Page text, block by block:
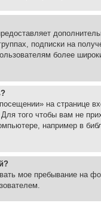
подписки на
более
на
того чтобы вам не
например в
мое пребывание на